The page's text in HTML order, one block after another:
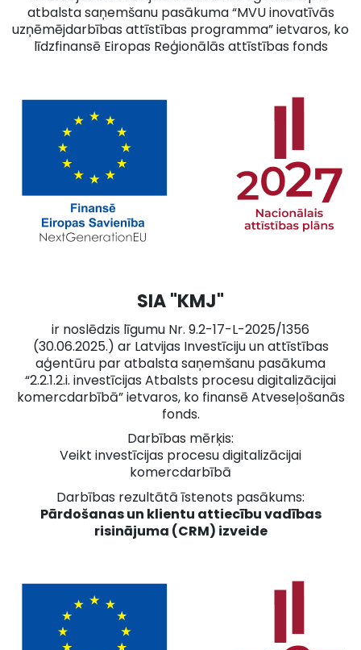
atbalsta saņemšanu pasākuma “MVU inovatīvās
uzņēmējdarbības attīstības programma” ietvaros, ko
līdzfinansē Eiropas Reģionālās attīstības fonds
SIA "KMJ"
ir noslēdzis līgumu Nr. 9.2-17-L-2025/1356
(30.06.2025.) ar Latvijas Investīciju un attīstības
aģentūru par atbalsta saņemšanu pasākuma
“2.2.1.2.i. investīcijas Atbalsts procesu digitalizācijai
komercdarbībā” ietvaros, ko finansē Atveseļošanās
fonds.
Darbības mērķis:
Veikt investīcijas procesu digitalizācijai
komercdarbībā
Darbības rezultātā īstenots pasākums:
Pārdošanas un klientu attiecību vadības
risinājuma (CRM) izveide